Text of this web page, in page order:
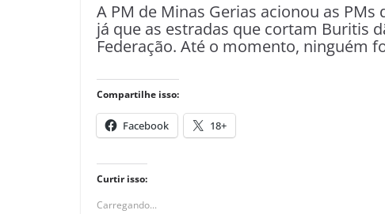
A PM de Minas Gerias acionou as
já que as estradas que cortam Buritis
Federação. Até o momento, ninguém
Compartilhe isso:
Facebook 18+
Curtir isso:
Carregando...